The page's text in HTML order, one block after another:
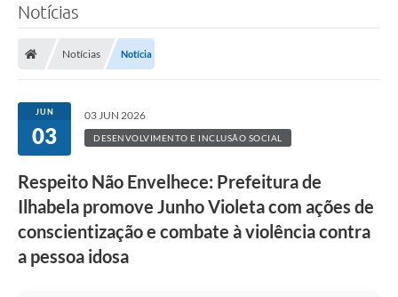
Notícias
Notícias Notícia
JUN
03
03 JUN 2026
DESENVOLVIMENTO E INCLUSÃO SOCIAL
Respeito Não Envelhece: Prefeitura de
Ilhabela promove Junho Violeta com ações de
conscientização e combate à violência contra
a pessoa idosa